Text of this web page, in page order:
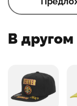
В другом